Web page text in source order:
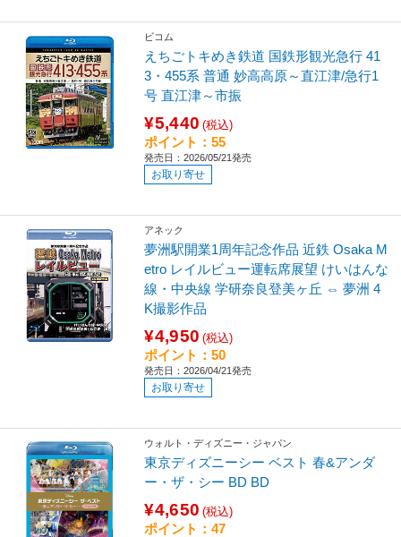
ビコム
えちごトキめき鉄道 国鉄形観光急行 41
3・455系 普通 妙高高原～直江津/急行1
号 直江津～市振
¥5,440 (税込)
ポイント：55
発売日：2026/05/21発売
お取り寄せ
アネック
夢洲駅開業1周年記念作品 近鉄 Osaka M
etro レイルビュー運転席展望 けいはんな
線・中央線 学研奈良登美ヶ丘 ⇔ 夢洲 4
K撮影作品
¥4,950 (税込)
ポイント：50
発売日：2026/04/21発売
お取り寄せ
ウォルト・ディズニー・ジャパン
東京ディズニーシー ベスト 春&アンダ
ー・ザ・シー BD BD
¥4,650 (税込)
ポイント：47